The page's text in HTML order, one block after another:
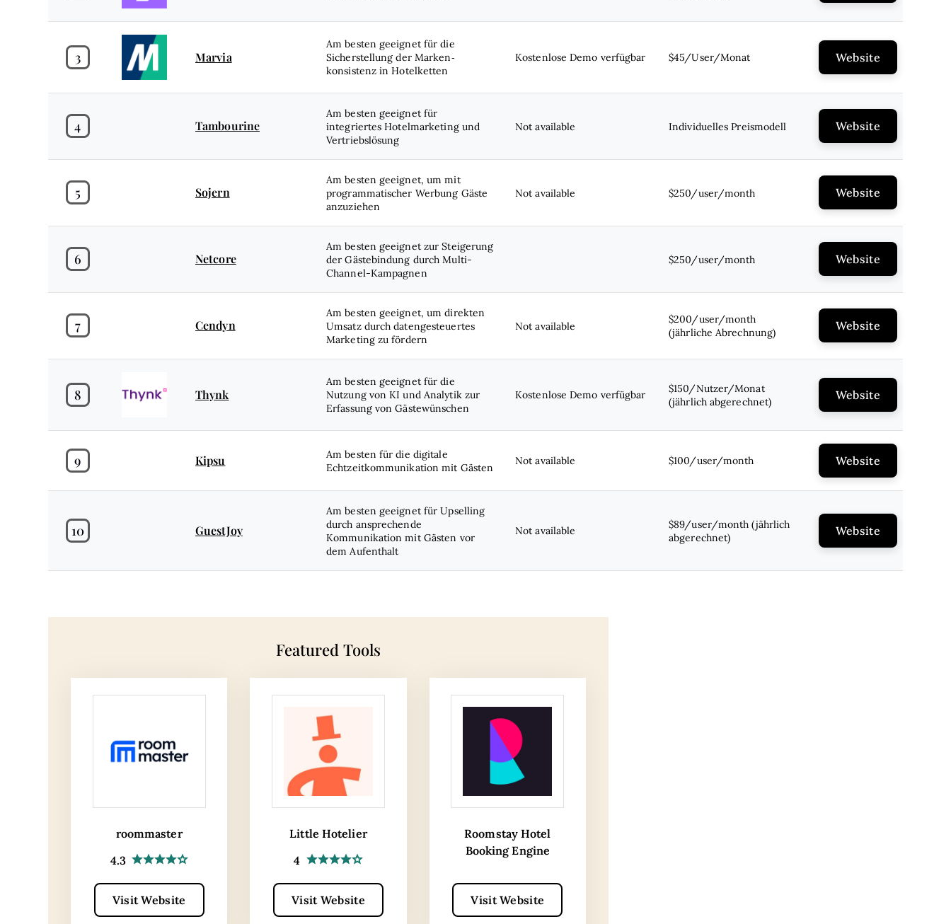
3 Marvia
Am besten geeignet für die
Sicherstellung der Marken­
konsistenz in Hotelketten
Kostenlose Demo verfügbar $45/User/Monat Website
4 Tambourine
Am besten geeignet für
integriertes Hotelmarketing und
Vertriebslösung
Not available Individuelles Preismodell Website
5 Sojern
Am besten geeignet, um mit
programmatischer Werbung Gäste
anzuziehen
Not available $250/user/month Website
6 Netcore
Am besten geeignet zur Steigerung
der Gästebindung durch Multi-
Channel-Kampagnen
$250/user/month Website
7 Cendyn
Am besten geeignet, um direkten
Umsatz durch datengesteuertes
Marketing zu fördern
Not available
$200/user/month
(jährliche Abrechnung)
Website
8 Thynk
Am besten geeignet für die
Nutzung von KI und Analytik zur
Erfassung von Gästewünschen
Kostenlose Demo verfügbar
$150/Nutzer/Monat
(jährlich abgerechnet)
Website
9 Kipsu
Am besten für die digitale
Echtzeitkommunikation mit Gästen
Not available $100/user/month Website
10 GuestJoy
Am besten geeignet für Upselling
durch ansprechende
Kommunikation mit Gästen vor
dem Aufenthalt
Not available
$89/user/month (jährlich
abgerechnet)
Website
Featured Tools
roommaster
4.3
Visit Website
Little Hotelier
4
Visit Website
Roomstay Hotel
Booking Engine
Visit Website